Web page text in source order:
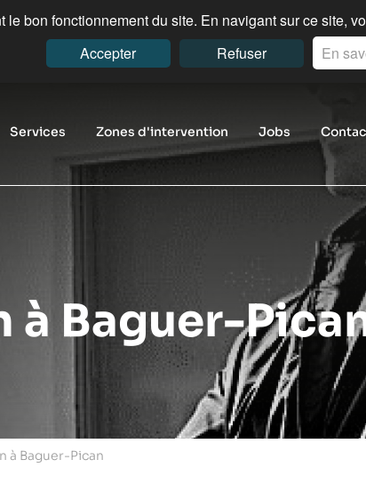
le bon fonctionnement du site. En navigant sur ce site,
Accepter
Refuser En
Services Zones d'intervention Jobs
Baguer-
à Baguer-Pican